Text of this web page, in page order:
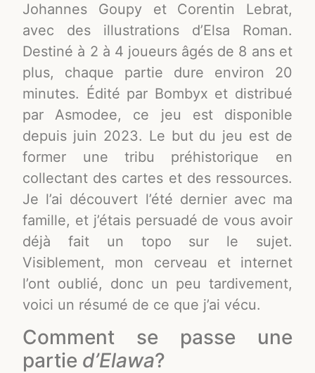
Johannes Goupy et Corentin Lebrat,
avec des illustrations d’Elsa Roman.
Destiné à 2 à 4 joueurs âgés de 8 ans et
plus, chaque partie dure environ 20
minutes. Édité par Bombyx et distribué
par Asmodee, ce jeu est disponible
depuis juin 2023. Le but du jeu est de
former une tribu préhistorique en
collectant des cartes et des ressources.
Je l’ai découvert l’été dernier avec ma
famille, et j’étais persuadé de vous avoir
déjà fait un topo sur le sujet.
Visiblement, mon cerveau et internet
l’ont oublié, donc un peu tardivement,
voici un résumé de ce que j’ai vécu.
Comment se passe une
partie d’Elawa?